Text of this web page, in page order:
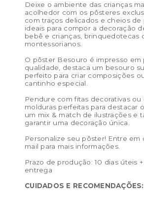
Tamanho P (21 x 29,7 cm) – preço de
preço de revenda: R$ 73,60
Tamanho M (29,7 x 42 cm) – preço
Tamanho G (40 x 50 cm) – preço de
preço de revenda: R$ 174,80
Tamanho GG (50 x 70 cm) – preço
/ preço de revenda: R$ 395,60
Cor: Azul, Fendi, Nude
Materiais: celulose
Dimensões das embalagem:
Dimensões do produto:
Deixe o ambiente das crianças
acolhedor com os pôsteres
com traços delicados e cheios de
ideais para compor a decoração
bebê e crianças, brinquedotecas
montessorianos.
O pôster Besouro é impresso em
qualidade, destaca um besouro
perfeito para criar composições
cantinho especial.
Pendure com fitas decorativas
molduras perfeitas para destacar
um mix & match de ilustrações e
garantir uma decoração única.
Personalize seu pôster! Entre
mail para mais informações.
Prazo de produção: 10 dias úteis
entrega
CUIDADOS E RECOMENDAÇÕES: